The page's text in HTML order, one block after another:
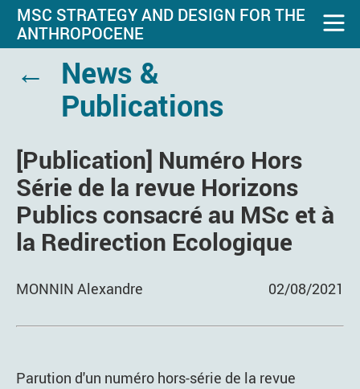
MSC STRATEGY AND DESIGN FOR THE
ANTHROPOCENE
←
News &
Publications
[Publication] Numéro Hors
Série de la revue Horizons
Publics consacré au MSc et à
la Redirection Ecologique
MONNIN Alexandre 02/08/2021
Parution d'un numéro hors-série de la revue